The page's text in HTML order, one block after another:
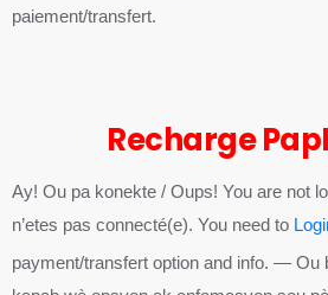
paiement/transfert.
Recharge
Ay! Ou pa konekte / Oups! You are not
n’etes pas connecté(e). You need to
payment/transfert option and info. — Ou